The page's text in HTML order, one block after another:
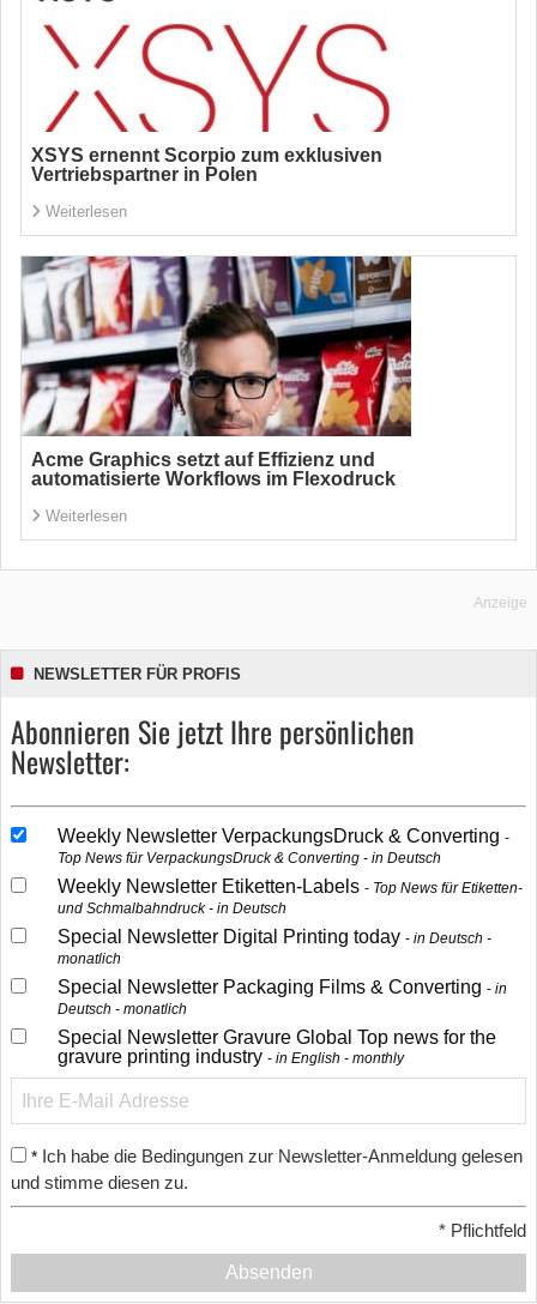
XSYS ernennt Scorpio zum exklusiven
Vertriebspartner in Polen
Weiterlesen
Acme Graphics setzt auf Effizienz und
automatisierte Workflows im Flexodruck
Weiterlesen
Anzeige
NEWSLETTER FÜR PROFIS
Abonnieren Sie jetzt Ihre persönlichen
Newsletter:
Weekly Newsletter VerpackungsDruck & Converting
Top News für VerpackungsDruck & Converting - in Deutsch
Weekly Newsletter Etiketten-Labels
Top News für Etiketten-
und Schmalbahndruck - in Deutsch
Special Newsletter Digital Printing today
in Deutsch -
monatlich
Special Newsletter Packaging Films & Converting
in
Deutsch - monatlich
Special Newsletter Gravure Global Top news for the
gravure printing industry
in English - monthly
* Ich habe die Bedingungen zur Newsletter-Anmeldung gelesen
und stimme diesen zu.
* Pflichtfeld
Absenden